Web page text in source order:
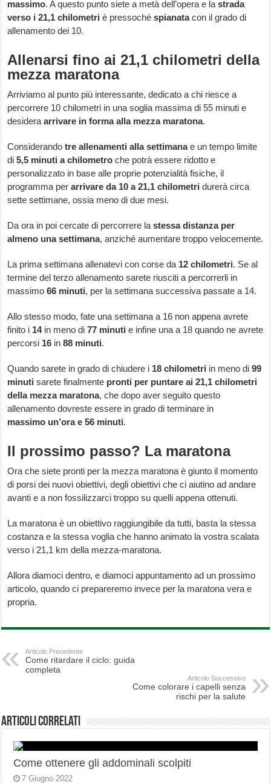
massimo. A questo punto siete a metà dell’opera e lastrada
verso i 21,1 chilometri è pressochéspianatacon il grado di
allenamento dei 10.
Allenarsi fino ai 21,1 chilometri della
mezza maratona
Arriviamo al punto più interessante, dedicato a chi riesce a
percorrere 10 chilometri in una soglia massima di 55 minuti e
desidera arrivare in forma alla mezza maratona.
Considerando tre allenamenti alla settimanae un tempo limite
di5,5 minuti a chilometro che potrà essere ridotto e
personalizzato in base alle proprie potenzialità fisiche, il
programma perarrivare da 10 a 21,1 chilometri durerà circa
sette settimane, ossia meno di due mesi.
Da ora in poi cercate di percorrere lastessa distanza per
almeno una settimana, anziché aumentare troppo velocemente.
La prima settimana allenatevi con corse da 12 chilometri. Se al
termine del terzo allenamento sarete riusciti a percorrerli in
massimo66 minuti, per la settimana successiva passate a 14.
Allo stesso modo, fate una settimana a 16 non appena avrete
finito i 14in meno di77 minuti e infine una a 18 quando ne avrete
percorsi 16 in88 minuti.
Quando sarete in grado di chiudere i 18 chilometri in meno di99
minuti sarete finalmente pronti per puntare ai 21,1 chilometri
della mezza maratona, che dopo aver seguito questo
allenamento dovreste essere in grado di terminare in
massimo un’ora e 56 minuti.
Il prossimo passo? La maratona
Ora che siete pronti per la mezza maratona è giunto il momento
di porsi dei nuovi obiettivi, degli obiettivi che ci aiutino ad andare
avanti e a non fossilizzarci troppo su quelli appena ottenuti.
La maratona è un obiettivo raggiungibile da tutti, basta la stessa
costanza e la stessa voglia che hanno animato la vostra scalata
verso i 21,1 km della mezza-maratona.
Allora diamoci dentro, e diamoci appuntamento ad un prossimo
articolo, quando ci prepareremo invece per la maratona vera e
propria.
Articolo Precedente
Come ritardare il ciclo: guida
completa
Articolo Successivo
Come colorare i capelli senza
rischi per la salute
Articoli correlati
Come ottenere gli addominali scolpiti
7 Giugno 2022